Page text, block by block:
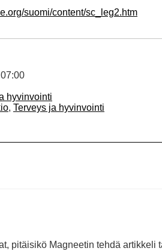
suomi/content/sc_leg2.htm
hyvinvointi
, Terveys ja hyvinvointi
pitäisikö Magneetin tehdä artikkeli